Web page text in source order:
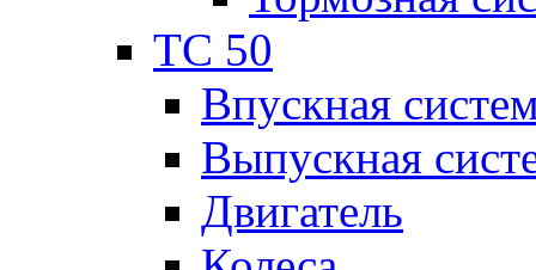
TC 50
Впускная
Выпускная
Двигатель